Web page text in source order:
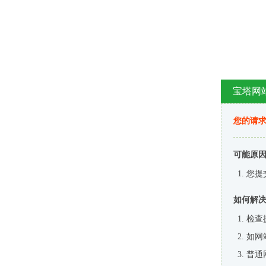
宝塔网
您的请
可能原
您提
如何解
检查
如网
普通